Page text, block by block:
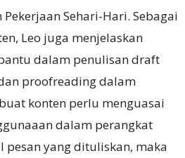
Sehari-Hari. Sebagai
Leo juga menjelaskan
dalam penulisan draft
proofreading dalam
konten perlu menguasai
dalam perangkat
pesan yang dituliskan, maka